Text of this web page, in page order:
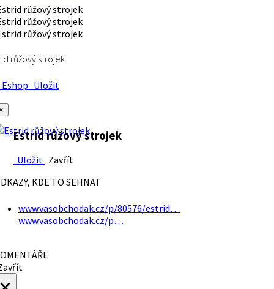
růžový strojek
Uložit
Estrid růžový strojek
Uložit Zavřít
KDE TO SEHNAT
www.vasobchodak.cz/p/80576/estrid…
www.vasobchodak.cz/p…